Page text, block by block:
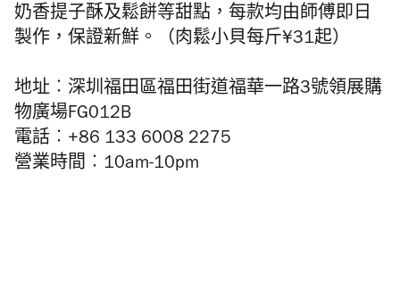
奶香提子酥及鬆餅等甜點，每款均由師傅即日
製作，保證新鮮。（肉鬆小貝每斤¥31起）
地址︰深圳福田區福田街道福華一路3號領展購
物廣場FG012B
電話︰+86 133 6008 2275
營業時間︰10am-10pm